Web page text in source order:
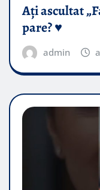
Ați ascultat
pare? ♥️
admin